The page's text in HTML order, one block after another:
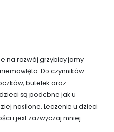
na rozwój grzybicy jamy
Do czynników
butelek oraz
są podobne jak u
nasilone. Leczenie u dzieci
i jest zazwyczaj mniej